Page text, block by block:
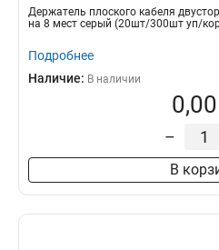
Держатель плоского кабеля
на 8 мест серый (20шт/300шт уп/
Подробнее
Наличие: В наличии
–
В